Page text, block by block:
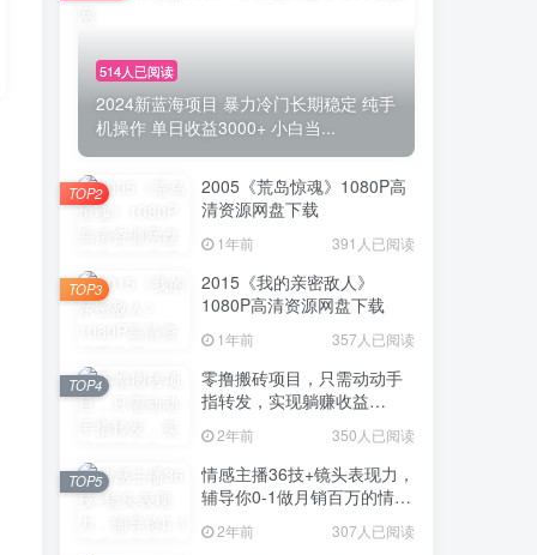
514人已阅读
2024新蓝海项目 暴力冷门长期稳定 纯手
机操作 单日收益3000+ 小白当...
2005《荒岛惊魂》1080P高
清资源网盘下载
1年前 391人已阅读
TOP2
2015《我的亲密敌人》
1080P高清资源网盘下载
1年前 357人已阅读
TOP3
零撸搬砖项目，只需动动手
指转发，实现躺赚收益
2年前 350人已阅读
TOP4
情感主播36技+镜头表现力，
辅导你0-1做月销百万的情感
2年前 307人已阅读
TOP5